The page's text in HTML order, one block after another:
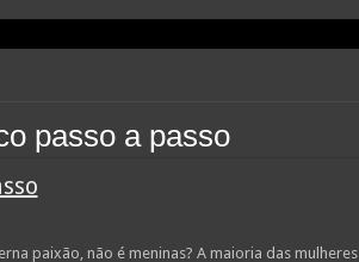
passo a passo
paixão, não é meninas? A maioria das mulheres